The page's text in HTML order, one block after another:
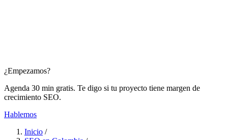
¿Empezamos?
Agenda 30 min gratis. Te digo si tu proyecto tiene margen de
crecimiento SEO.
Hablemos
Inicio /